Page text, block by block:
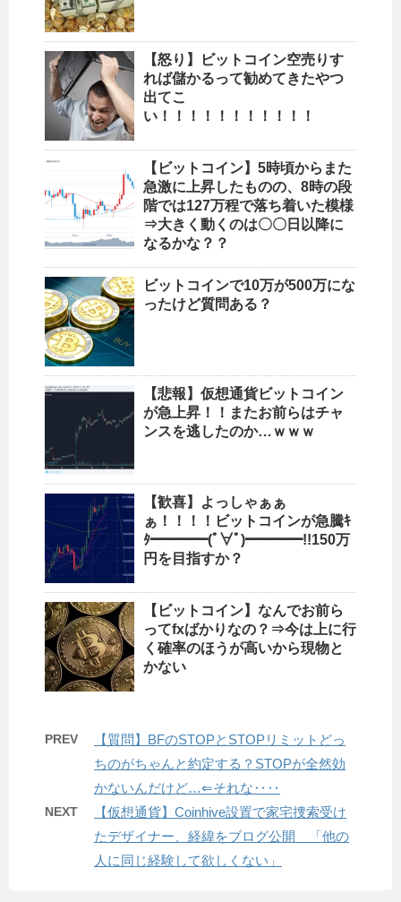
【怒り】ビットコイン空売りす
れば儲かるって勧めてきたやつ
出てこ
い！！！！！！！！！！！
【ビットコイン】5時頃からまた
急激に上昇したものの、8時の段
階では127万程で落ち着いた模様
⇒大きく動くのは〇〇日以降に
なるかな？？
ビットコインで10万が500万にな
ったけど質問ある？
【悲報】仮想通貨ビットコイン
が急上昇！！またお前らはチャ
ンスを逃したのか…ｗｗｗ
【歓喜】よっしゃぁぁ
ぁ！！！！ビットコインが急騰ｷ
ﾀ━━━━(ﾟ∀ﾟ)━━━━!!150万
円を目指すか？
【ビットコイン】なんでお前ら
ってfxばかりなの？⇒今は上に行
く確率のほうが高いから現物と
かない
PREV
【質問】BFのSTOPとSTOPリミットどっ
ちのがちゃんと約定する？STOPが全然効
かないんだけど…⇐それな‥‥
NEXT
【仮想通貨】Coinhive設置で家宅捜索受け
たデザイナー、経緯をブログ公開 「他の
人に同じ経験して欲しくない」